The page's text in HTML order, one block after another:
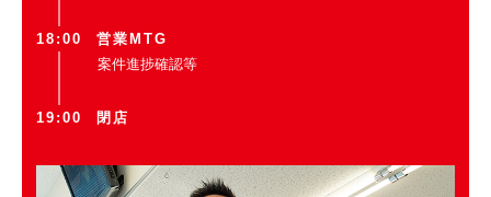
18:00
営業MTG
案件進捗確認等
19:00 閉店